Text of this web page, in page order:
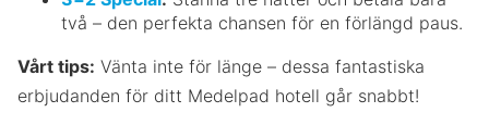
två – den perfekta chansen för en förlängd paus.
Vårt tips: Vänta inte för länge – dessa fantastiska
erbjudanden för ditt Medelpad hotell går snabbt!